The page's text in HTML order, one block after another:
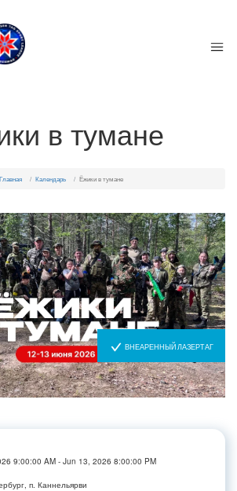
в тумане
Главная Календарь Ёжики в тумане
ВНЕАРЕННЫЙ ЛАЗЕРТАГ
9:00:00 AM - Jun 13, 2026 8:00:00 PM
п. Каннельярви